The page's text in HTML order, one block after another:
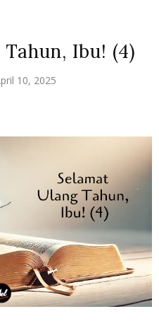
Ibu! (4)
10, 2025